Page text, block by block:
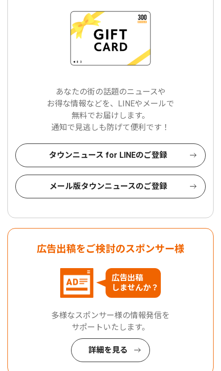
あなたの街の話題のニュースや
お得な情報などを、LINEやメールで
無料でお届けします。
通知で見逃しも防げて便利です！
タウンニュース for LINEのご登録
メール版タウンニュースのご登録
広告出稿をご検討のスポンサー様
広告出稿
しませんか？
多様なスポンサー様の情報発信を
サポートいたします。
詳細を見る